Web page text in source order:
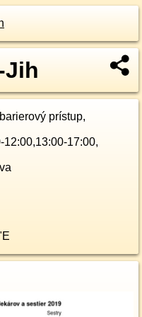
Jih
prístup,
17:00,